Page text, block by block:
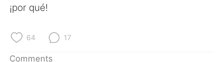
日本語
Indonesia
¡por qué!
64 17
Comments